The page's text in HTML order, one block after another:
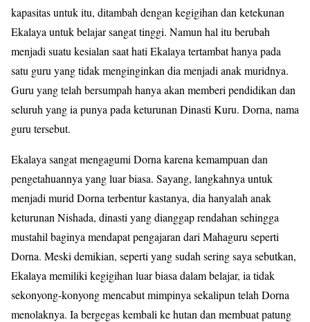
kapasitas untuk itu, ditambah dengan kegigihan dan ketekunan
Ekalaya untuk belajar sangat tinggi. Namun hal itu berubah
menjadi suatu kesialan saat hati Ekalaya tertambat hanya pada
satu guru yang tidak menginginkan dia menjadi anak muridnya.
Guru yang telah bersumpah hanya akan memberi pendidikan dan
seluruh yang ia punya pada keturunan Dinasti Kuru. Dorna, nama
guru tersebut.
Ekalaya sangat mengagumi Dorna karena kemampuan dan
pengetahuannya yang luar biasa. Sayang, langkahnya untuk
menjadi murid Dorna terbentur kastanya, dia hanyalah anak
keturunan Nishada, dinasti yang dianggap rendahan sehingga
mustahil baginya mendapat pengajaran dari Mahaguru seperti
Dorna. Meski demikian, seperti yang sudah sering saya sebutkan,
Ekalaya memiliki kegigihan luar biasa dalam belajar, ia tidak
sekonyong-konyong mencabut mimpinya sekalipun telah Dorna
menolaknya. Ia bergegas kembali ke hutan dan membuat patung